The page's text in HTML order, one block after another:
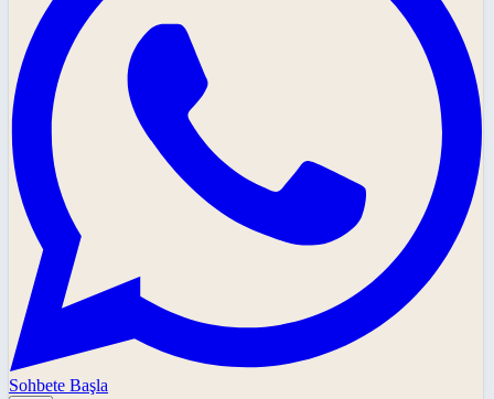
Sohbete Başla